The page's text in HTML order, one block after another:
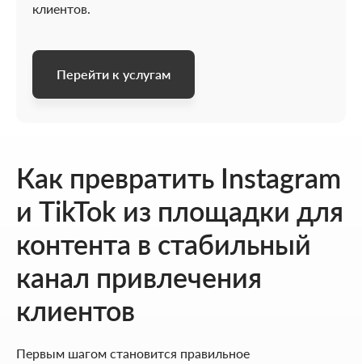
клиентов.
Перейти к услугам
Как превратить Instagram
и TikTok из площадки для
контента в стабильный
канал привлечения
клиентов
Первым шагом становится правильное